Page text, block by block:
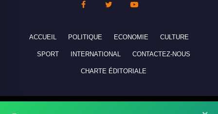
ACCUEIL POLITIQUE ECONOMIE CULTURE
SPORT INTERNATIONAL CONTACTEZ-NOUS
CHARTE ÉDITORIALE